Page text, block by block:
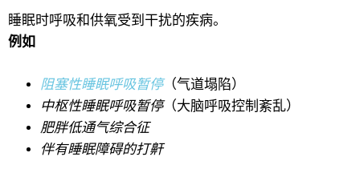
睡眠时呼吸和供氧受到干扰的疾病。
例如
阻塞性睡眠呼吸暂停（气道塌陷）
中枢性睡眠呼吸暂停（大脑呼吸控制紊乱）
肥胖低通气综合征
伴有睡眠障碍的打鼾